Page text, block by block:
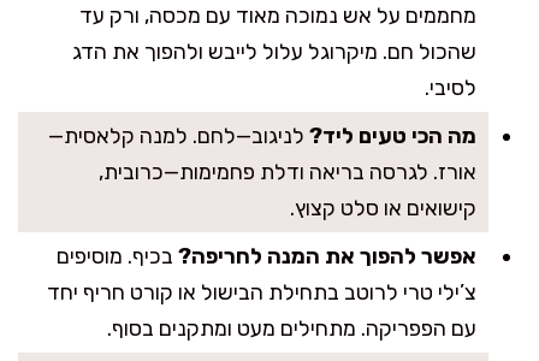
מחממים על אש נמוכה מאוד עם מכסה, ורק עד
שהכול חם. מיקרוגל עלול לייבש ולהפוך את הדג
לסיבי.
מה הכי טעים ליד? לניגוב—לחם. למנה קלאסית—
אורז. לגרסה בריאה ודלת פחמימות—כרובית,
קישואים או סלט קצוץ.
אפשר להפוך את המנה לחריפה? בכיף. מוסיפים
צ’ילי טרי לרוטב בתחילת הבישול או קורט חריף יחד
עם הפפריקה. מתחילים מעט ומתקנים בסוף.